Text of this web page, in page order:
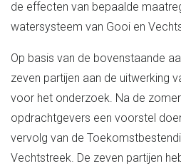
de effecten van bepaalde
watersysteem van Gooi en
Op basis van de bovenstaande
zeven partijen aan de uitwerking
voor het onderzoek. Na de
opdrachtgevers een voorstel
vervolg van de
Vechtstreek. De zeven partijen